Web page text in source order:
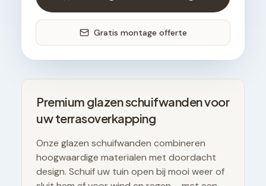
Gratis montage offerte
Premium glazen schuifwanden voor
uw terrasoverkapping
Onze glazen schuifwanden combineren
hoogwaardige materialen met doordacht
design. Schuif uw tuin open bij mooi weer of